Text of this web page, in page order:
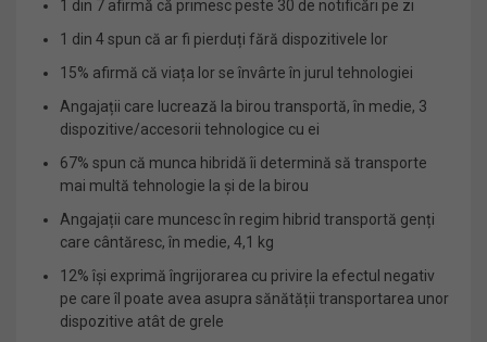
1 din 7 afirmă că primesc peste 30 de notificări pe zi
1 din 4 spun că ar fi pierduți fără dispozitivele lor
15% afirmă că viața lor se învârte în jurul tehnologiei
Angajații care lucrează la birou transportă, în medie, 3
dispozitive/accesorii tehnologice cu ei
67% spun că munca hibridă îi determină să transporte
mai multă tehnologie la și de la birou
Angajații care muncesc în regim hibrid transportă genți
care cântăresc, în medie, 4,1 kg
12% își exprimă îngrijorarea cu privire la efectul negativ
pe care îl poate avea asupra sănătății transportarea unor
dispozitive atât de grele